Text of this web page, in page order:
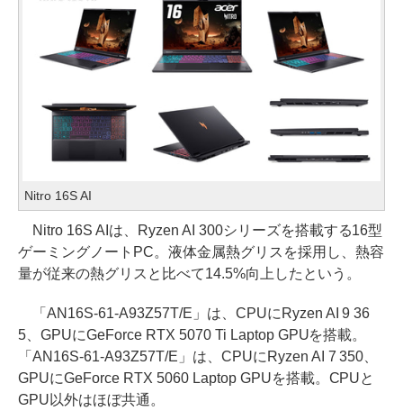
Nitro 16S AI
Nitro 16S AIは、Ryzen AI 300シリーズを搭載する16型
ゲーミングノートPC。液体金属熱グリスを採用し、熱容
量が従来の熱グリスと比べて14.5%向上したという。
「AN16S-61-A93Z57T/E」は、CPUにRyzen AI 9 36
5、GPUにGeForce RTX 5070 Ti Laptop GPUを搭載。
「AN16S-61-A93Z57T/E」は、CPUにRyzen AI 7 350、
GPUにGeForce RTX 5060 Laptop GPUを搭載。CPUと
GPU以外はほぼ共通。